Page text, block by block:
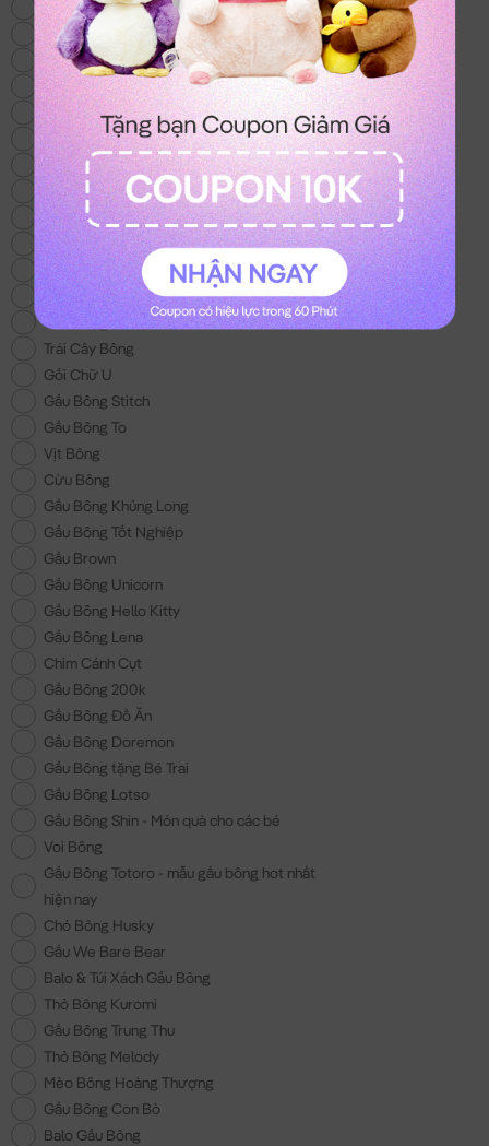
Thỏ Bông
Gấu Bông Mới
Heo Bông
Chó Bông
Mèo Bông
Gấu Bông Size Lớn
Gấu Bông 100k
Gấu Bông Áo Len
Chuột Bông Capybara
Gấu Bông Noel
Gấu Bông tặng Bé Gái
Khuyến Mãi
Gấu Bông Tình Yêu
Trái Cây Bông
Gối Chữ U
Gấu Bông Stitch
Gấu Bông To
Vịt Bông
Cừu Bông
Gấu Bông Khủng Long
Gấu Bông Tốt Nghiệp
Gấu Brown
Gấu Bông Unicorn
Gấu Bông Hello Kitty
Gấu Bông Lena
Chim Cánh Cụt
Gấu Bông 200k
Gấu Bông Đồ Ăn
Gấu Bông Doremon
Gấu Bông tặng Bé Trai
Gấu Bông Lotso
Gấu Bông Shin - Món quà cho các bé
Voi Bông
Gấu Bông Totoro - mẫu gấu bông hot nhất
hiện nay
Chó Bông Husky
Gấu We Bare Bear
Balo & Túi Xách Gấu Bông
Thỏ Bông Kuromi
Gấu Bông Trung Thu
Thỏ Bông Melody
Mèo Bông Hoàng Thượng
Gấu Bông Con Bò
Balo Gấu Bông